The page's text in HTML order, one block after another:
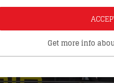
Get more info